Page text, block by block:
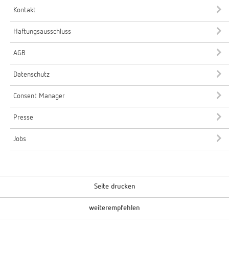
Kontakt
Haftungsausschluss
AGB
Datenschutz
Consent Manager
Presse
Jobs
Seite drucken
weiterempfehlen